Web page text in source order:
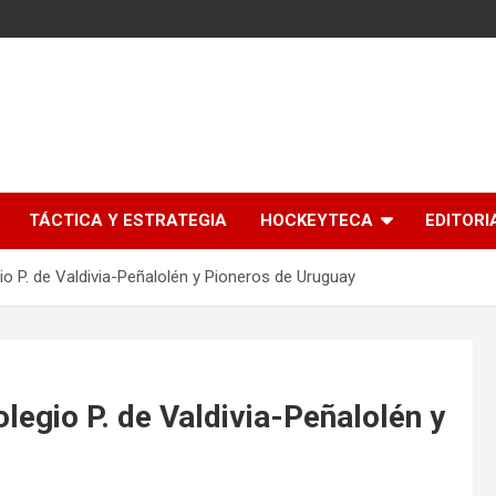
TÁCTICA Y ESTRATEGIA HOCKEYTECA
P. de Valdivia-Peñalolén y Pioneros de Uruguay
P. de Valdivia-Peñalolén y